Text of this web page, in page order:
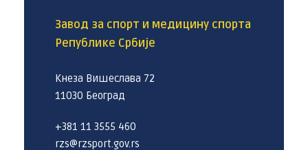
Завод за спорт и медицину спорта
Републике Србије
Кнеза Вишеслава 72
11030 Београд
+381 11 3555 460
rzs@rzsport.gov.rs